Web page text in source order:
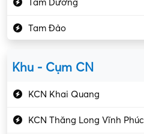
Kiểm soát chất lượng
Kỹ sư cơ khí
Kỹ sư điện
Kỹ thuật cao
Tam Dương
Tam Đảo
Khu - Cụm CN
KCN Khai Quang
KCN Thăng Long Vĩnh Phúc